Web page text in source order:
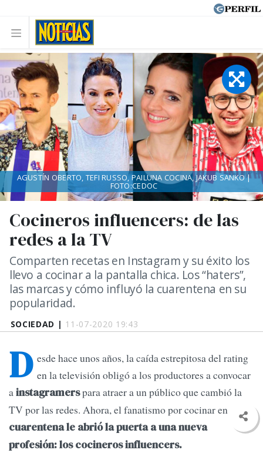
SOCIEDAD | 11-07-2020 19:43
Cocineros influencers: de las
redes a la TV
Comparten recetas en Instagram y su éxito los
llevo a cocinar a la pantalla chica. Los “haters”,
las marcas y cómo influyó la cuarentena en su
popularidad.
AGUSTÍN OBERTO, TEFI RUSSO, PAILUNA COCINA, JAKUB SANKO |
FOTO:CEDOC
D esde hace unos años, la caída estrepitosa del rating
en la televisión obligó a los productores a convocar
ainstagramerspara atraer a un público que cambió la
TV por las redes. Ahora, el fanatismo por cocinar en
cuarentena le abrió la puerta a una nueva
profesión: los cocineros influencers.